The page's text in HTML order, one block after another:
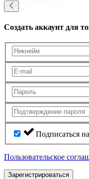
Создать аккаунт для
Подписаться
Пользовательское
Зарегистрироваться